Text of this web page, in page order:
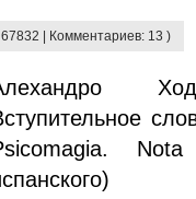
| Комментариев: 13 )